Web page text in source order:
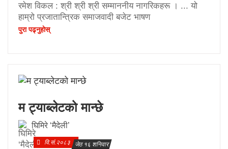
रमेश विकल : श्री श्री श्री सम्माननीय नागरिकहरू । ... यो
हाम्रो प्रजातान्त्रिक समाजवादी बजेट भाषण
पुरा पढ्नुहाेस्
म ट्याब्लेटको मान्छे
घिमिरे ‘मैदेली’
वि.सं.२०८३ जेठ १६ शनिवार